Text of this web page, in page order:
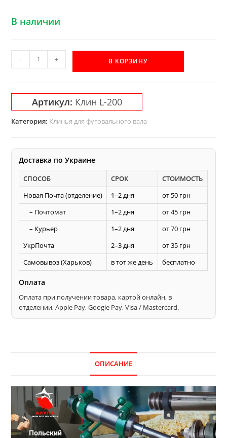
В наличии
Количество
товара
200
клин
фуговальному
строгальному
валу
- + В КОРЗИНУ
Артикул: Клин L-200
Категория: Клинья для фуговального вала
Доставка по Украине
СПОСОБ СРОК
СТОИМОСТЬ
Новая Почта (отделение)
1–2 дня
от 50 грн
– Почтомат
1–2 дня
от 45 грн
– Курьер
1–2 дня
от 70 грн
УкрПочта
2–3 дня
от 35 грн
Самовывоз (Харьков)
в тот же день бесплатно
Оплата
Оплата при получении товара, картой онлайн, в
отделении, Apple Pay, Google Pay, Visa / Mastercard.
ОПИСАНИЕ